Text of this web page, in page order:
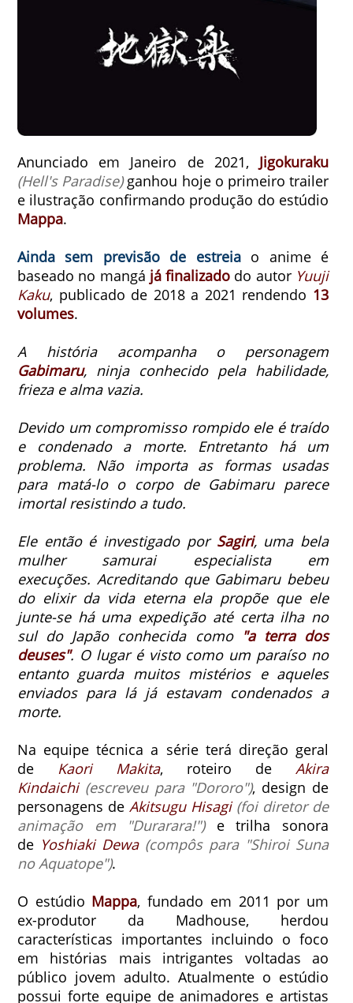
Anunciado em Janeiro de 2021, Jigokuraku
(Hell's Paradise)ganhou hoje o primeiro trailer
e ilustração confirmando produção do estúdio
Mappa.
Ainda sem previsão de estreiao anime é
baseado no mangá já finalizado do autor Yuuji
Kaku, publicado de 2018 a 2021 rendendo 13
volumes.
A história acompanha o personagem
Gabimaru, ninja conhecido pela habilidade,
frieza e alma vazia.
Devido um compromisso rompido ele é traído
e condenado a morte. Entretanto há um
problema. Não importa as formas usadas
para matá-lo o corpo de Gabimaru parece
imortal resistindo a tudo.
Ele então é investigado por Sagiri, uma bela
mulher samurai especialista em
execuções. Acreditando que Gabimaru bebeu
do elixir da vida eterna ela propõe que ele
junte-se há uma expedição até certa ilha no
sul do Japão conhecida como "a terra dos
deuses". O lugar é visto como um paraíso no
entanto guarda muitos mistérios e aqueles
enviados para lá já estavam condenados a
morte.
Na equipe técnica a série terá direção geral
de Kaori Makita, roteiro deAkira
Kindaichi (escreveu para "Dororo"), design de
personagens deAkitsugu Hisagi (foi diretor de
animação em "Durarara!")e trilha sonora
de Yoshiaki Dewa (compôs para "Shiroi Suna
no Aquatope").
O estúdio Mappa, fundado em 2011 por um
ex-produtor da Madhouse, herdou
características importantes incluindo o foco
em histórias mais intrigantes voltadas ao
público jovem adulto. Atualmente o estúdio
possui forte equipe de animadores e artistas